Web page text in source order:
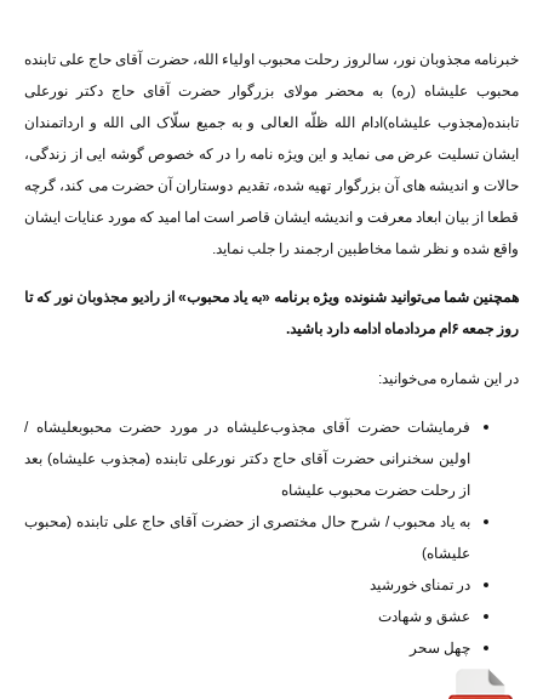
خبرنامه مجذوبان نور، سالروز رحلت محبوب اولیاء الله، حضرت آقای حاج علی تابنده
محبوب علیشاه (ره) به محضر مولای بزرگوار حضرت آقای حاج دکتر نورعلی
تابنده(مجذوب علیشاه)ادام الله ظلّه العالی و به جمیع سلّاک الی الله و ارداتمندان
ایشان تسلیت عرض می نماید و این ویژه نامه را در که خصوص گوشه ایی از زندگی،
حالات و اندیشه های آن بزرگوار تهیه شده، تقدیم دوستاران آن حضرت می کند، گرچه
قطعا از بیان ابعاد معرفت و اندیشه ایشان قاصر است اما امید که مورد عنایات ایشان
واقع شده و نظر شما مخاطبین ارجمند را جلب نماید.
همچنین شما می‌توانید شنونده ویژه برنامه «به یاد محبوب» ازرادیو مجذوبان نور که تا
روز جمعه ۶‌‌ام مردادماه ادامه دارد باشید.
در این شماره می‌خوانید:
فرمایشات حضرت آقای مجذوب‌علیشاه در مورد حضرت محبوبعلیشاه /
اولین سخنرانی حضرت آقای حاج دکتر نورعلی تابنده (مجذوب علیشاه) بعد
از رحلت حضرت محبوب علیشاه
به یاد محبوب / شرح حال مختصری از حضرت آقای حاج علی تابنده (محبوب
علیشاه)
در تمنای خورشید
عشق و شهادت
چهل سحر